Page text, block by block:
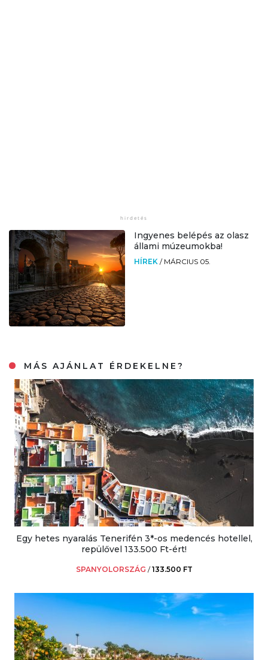
Ingyenes belépés az olasz
állami múzeumokba!
HÍREK / MÁRCIUS 05.
MÁS AJÁNLAT ÉRDEKELNE?
Egy hetes nyaralás Tenerifén 3*-os medencés hotellel,
repülővel 133.500 Ft-ért!
SPANYOLORSZÁG /133.500 FT